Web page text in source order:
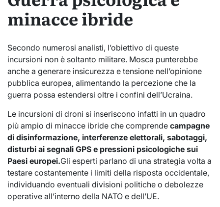
minacce ibride
Secondo numerosi analisti, l’obiettivo di queste
incursioni non è soltanto militare. Mosca punterebbe
anche a generare insicurezza e tensione nell’opinione
pubblica europea, alimentando la percezione che la
guerra possa estendersi oltre i confini dell’Ucraina.
Le incursioni di droni si inseriscono infatti in un quadro
più ampio di minacce ibride che comprende campagne
di disinformazione, interferenze elettorali, sabotaggi,
disturbi ai segnali GPS e pressioni psicologiche sui
Paesi europei.Gli esperti parlano di una strategia volta a
testare costantemente i limiti della risposta occidentale,
individuando eventuali divisioni politiche o debolezze
operative all’interno della NATO e dell’UE.